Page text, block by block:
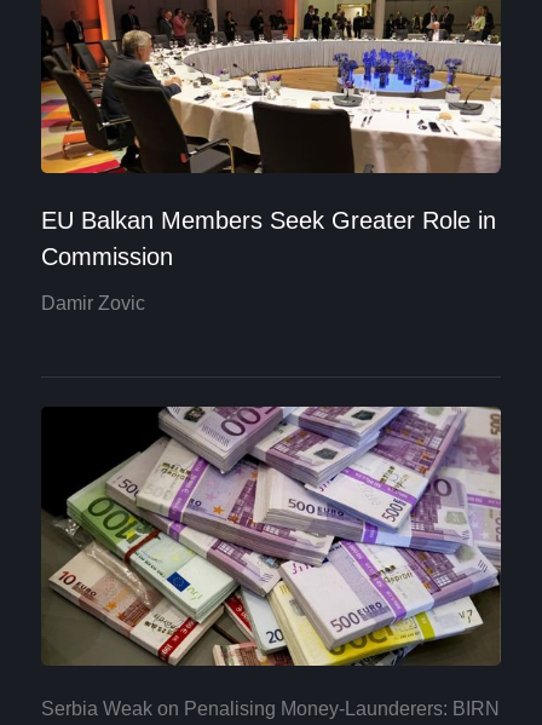
EU Balkan Members Seek Greater Role in
Commission
Damir Zovic
Serbia Weak on Penalising Money-Launderers: BIRN